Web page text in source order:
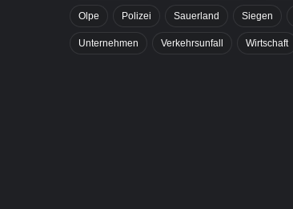
Olpe Polizei Sauerland Siegen
Unternehmen Verkehrsunfall Wirtschaft